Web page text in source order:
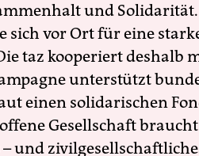
und
sich vor Ort für eine
taz kooperiert deshalb
unterstützt
einen solidarischen
Gesellschaft
und